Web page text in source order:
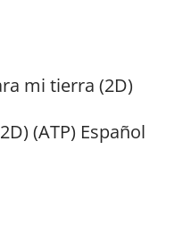
mi tierra (2D)
(ATP) Español